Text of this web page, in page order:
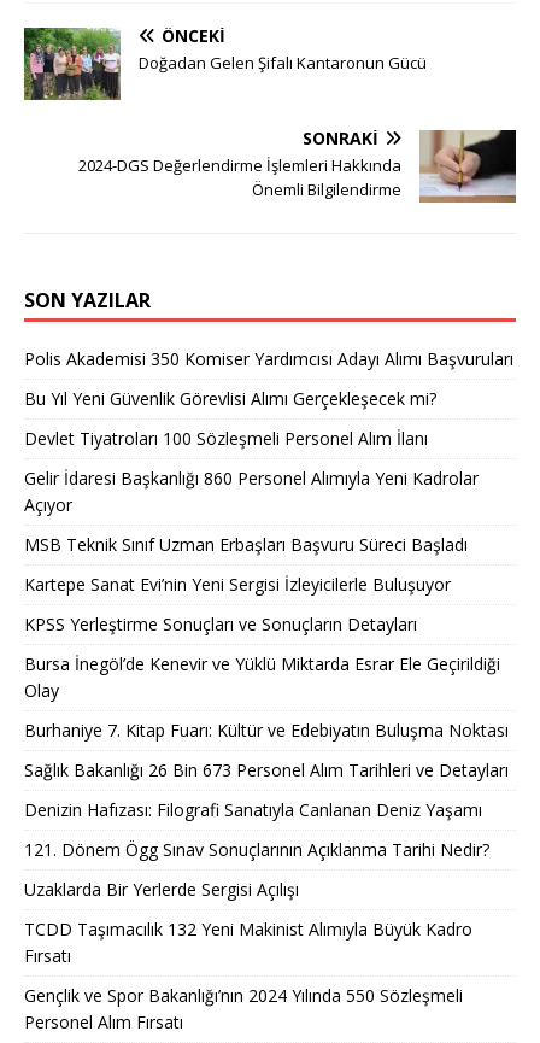
ÖNCEKI
Doğadan Gelen Şifalı Kantaronun Gücü
SONRAKI
2024-DGS Değerlendirme İşlemleri Hakkında
Önemli Bilgilendirme
SON YAZILAR
Polis Akademisi 350 Komiser Yardımcısı Adayı Alımı Başvuruları
Bu Yıl Yeni Güvenlik Görevlisi Alımı Gerçekleşecek mi?
Devlet Tiyatroları 100 Sözleşmeli Personel Alım İlanı
Gelir İdaresi Başkanlığı 860 Personel Alımıyla Yeni Kadrolar
Açıyor
MSB Teknik Sınıf Uzman Erbaşları Başvuru Süreci Başladı
Kartepe Sanat Evi’nin Yeni Sergisi İzleyicilerle Buluşuyor
KPSS Yerleştirme Sonuçları ve Sonuçların Detayları
Bursa İnegöl’de Kenevir ve Yüklü Miktarda Esrar Ele Geçirildiği
Olay
Burhaniye 7. Kitap Fuarı: Kültür ve Edebiyatın Buluşma Noktası
Sağlık Bakanlığı 26 Bin 673 Personel Alım Tarihleri ve Detayları
Denizin Hafızası: Filografi Sanatıyla Canlanan Deniz Yaşamı
121. Dönem Ögg Sınav Sonuçlarının Açıklanma Tarihi Nedir?
Uzaklarda Bir Yerlerde Sergisi Açılışı
TCDD Taşımacılık 132 Yeni Makinist Alımıyla Büyük Kadro
Fırsatı
Gençlik ve Spor Bakanlığı’nın 2024 Yılında 550 Sözleşmeli
Personel Alım Fırsatı